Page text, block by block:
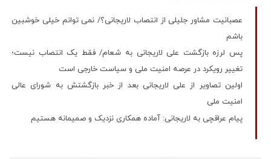
عصبانیت مشاور جلیلی از انتصاب لاریجانی؟/ نمی توانم خیلی خوشبین
باشم
پس لرزه بازگشت علی لاریجانی به شعام/ فقط یک انتصاب نیست؛
تغییر رویکرد در عرصه امنیت ملی و سیاست خارجی است
اولین تصاویر از علی لاریجانی بعد از خبر بازگشتش به شورای عالی
امنیت ملی
پیام عراقچی به لاریجانی: آماده همکاری نزدیک و صمیمانه هستیم